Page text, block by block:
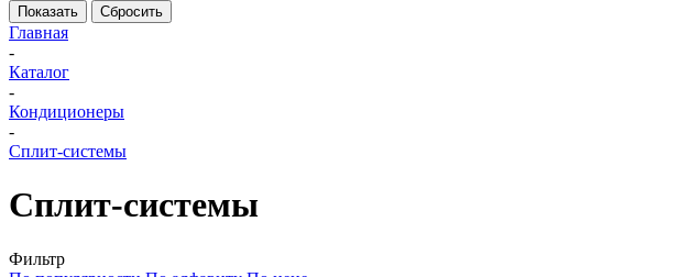
Показать Сбросить
Главная
-
Каталог
-
Кондиционеры
-
Сплит-системы
Сплит-системы
Фильтр